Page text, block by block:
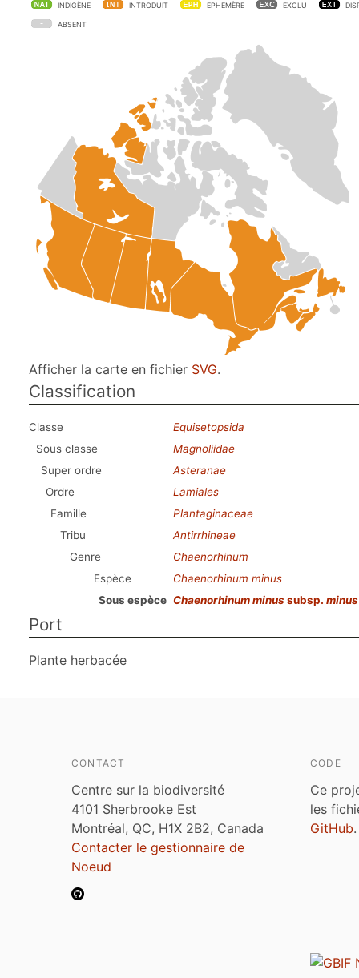
INDIGÈNE INTRODUIT EPHEMÈRE EXCLU
ABSENT
Afficher la carte en fichier SVG.
Classification
Classe
Equisetopsida
Sous classe
Magnoliidae
Super ordre
Asteranae
Ordre
Lamiales
Famille
Plantaginaceae
Tribu
Antirrhineae
Genre
Chaenorhinum
Espèce
Chaenorhinum minus
Sous espèce Chaenorhinum minus subsp. minus
Port
Plante herbacée
CONTACT
Centre sur la biodiversité
4101 Sherbrooke Est
Montréal, QC, H1X 2B2, Canada
Contacter le gestionnaire de
Noeud
CODE
Ce
les
GitHub.